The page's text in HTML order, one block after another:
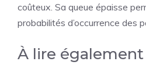
coûteux. Sa queue épaisse
probabilités d’occurrence des
À lire également